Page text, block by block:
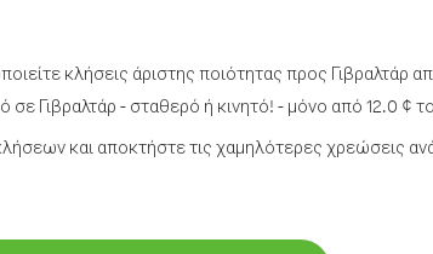
κλήσεις άριστης ποιότητας προς Γιβραλτάρ
σε Γιβραλτάρ - σταθερό ή κινητό! - μόνο από 12.0 ¢
και αποκτήστε τις χαμηλότερες χρεώσεις